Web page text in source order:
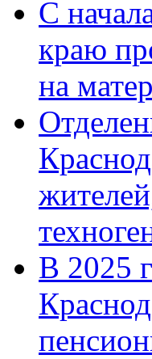
С
краю
на
В 2025